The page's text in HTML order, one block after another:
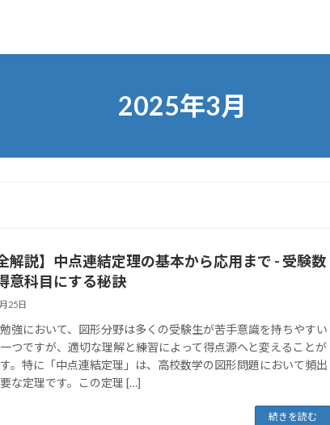
2025年3月
解説】中点連結定理の基本から応用まで - 受験数
意科目にする秘訣
25日
強において、図形分野は多くの受験生が苦手意識を持ちやすい
つですが、適切な理解と練習によって得点源へと変えることが
。特に「中点連結定理」は、高校数学の図形問題において頻出
な定理です。この定理 […]
続きを読む